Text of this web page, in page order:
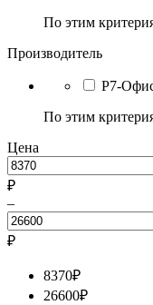
По этим
Производитель
Р7-
По этим
Цена
₽
–
₽
8370₽
26600₽